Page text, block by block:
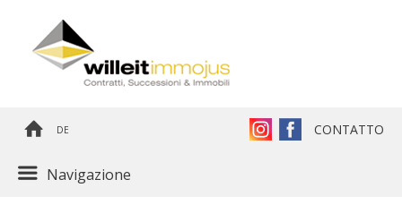
DE CONTATTO
Navigazione